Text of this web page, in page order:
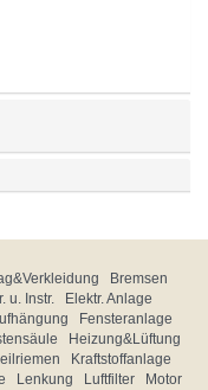
Bremsen
u. Instr.
Elektr. Anlage
Fensteranlage
Heizung&Lüftung
Kraftstoffanlage
Lenkung Luftfilter
Motor